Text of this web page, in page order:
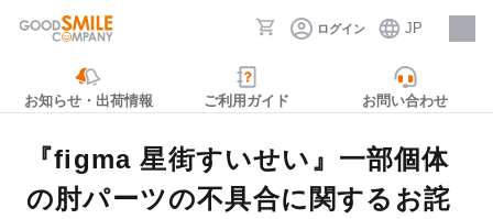
ログイン JP
採用情報
お知らせ・出荷情報 ご利用ガイド お問い合わせ
『figma 星街すいせい』一部個体
の肘パーツの不具合に関するお詫